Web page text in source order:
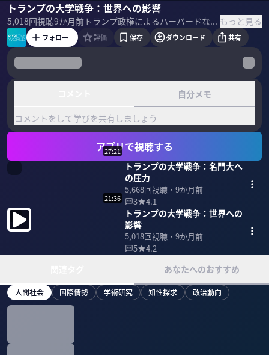
トランプの大学戦争：世界への影響
5,018回視聴9か月前 トランプ政権によるハーバードなど名門大学への圧力。助成金打ち切りという形で大学に戦争を仕掛け、和解金を支払ってもなお終わらない「大学戦争」の実態を解説する。アメリカのパワーの源泉を担ってきた大学が、なぜ弾圧の対象となり、その国力の源が崩壊の危機に瀕しているのかを考察する。 ＜ゲスト＞ 齊藤 孝祐 地経学研究所主任客員研究員 上智大学総合グローバル学部教授。専門は国際政治学、安全保障論。筑波大学大学院人文社会科学研究科国際政治経済学専攻修了、博士（国際政治経済学）。横浜国立大学研究推進機構特任准教授等を経て、現職。 ＜目次＞ もっと見る
齊藤孝祐小手森千紗
フォロー 評価 保存 ダウンロード 共有
自分メモ
コメントをして学びを共有しましょう
アプリで視聴する
27:21
トランプの大学戦争：名門大へ
の圧力
5,668回視聴・ 9か月前
3
4.1
21:36
トランプの大学戦争：世界への
影響
5,018回視聴・ 9か月前
5
4.2
あなたへのおすすめ
人間社会 国際情勢 学術研究 知性探求 政治動向